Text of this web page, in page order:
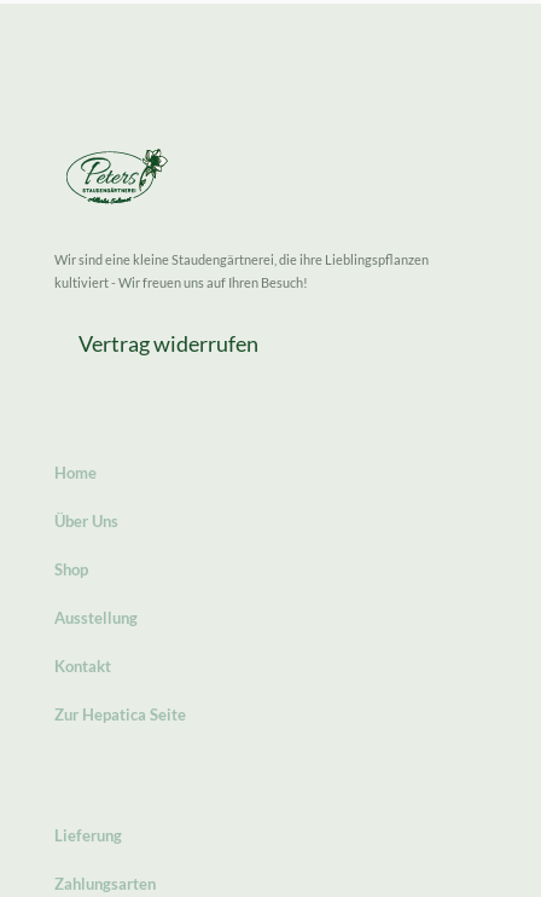
Wir sind eine kleine Staudengärtnerei, die ihre Lieblingspflanzen
kultiviert - Wir freuen uns auf Ihren Besuch!
Vertrag widerrufen
Home
Über Uns
Shop
Ausstellung
Kontakt
Zur Hepatica Seite
Lieferung
Zahlungsarten